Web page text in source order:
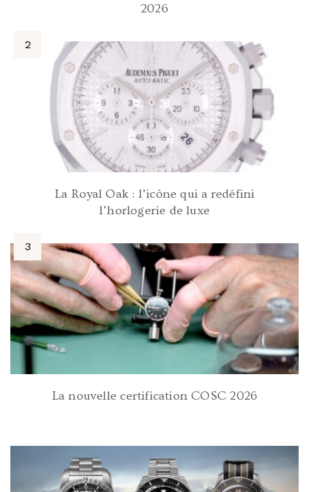
2026
La Royal Oak : l’icône qui a redéfini
l’horlogerie de luxe
La nouvelle certification COSC 2026